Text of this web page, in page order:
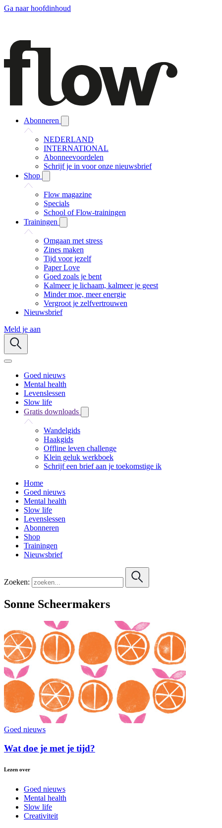
Ga naar hoofdinhoud
Abonneren
NEDERLAND
INTERNATIONAL
Abonneevoordelen
Schrijf je in voor onze nieuwsbrief
Shop
Flow magazine
Specials
School of Flow-trainingen
Trainingen
Omgaan met stress
Zines maken
Tijd voor jezelf
Paper Love
Goed zoals je bent
Kalmeer je lichaam, kalmeer je geest
Minder moe, meer energie
Vergroot je zelfvertrouwen
Nieuwsbrief
Meld je aan
Goed nieuws
Mental health
Levenslessen
Slow life
Gratis downloads
Wandelgids
Haakgids
Offline leven challenge
Klein geluk werkboek
Schrijf een brief aan je toekomstige ik
Home
Goed nieuws
Mental health
Slow life
Levenslessen
Abonneren
Shop
Trainingen
Nieuwsbrief
Zoeken:
Sonne Scheermakers
Goed nieuws
Wat doe je met je tijd?
Lezen over
Goed nieuws
Mental health
Slow life
Creativiteit